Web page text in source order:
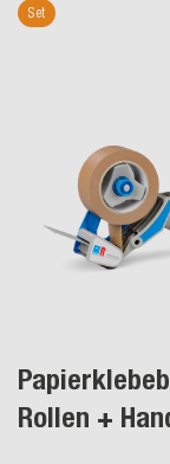
Set
Rollen +